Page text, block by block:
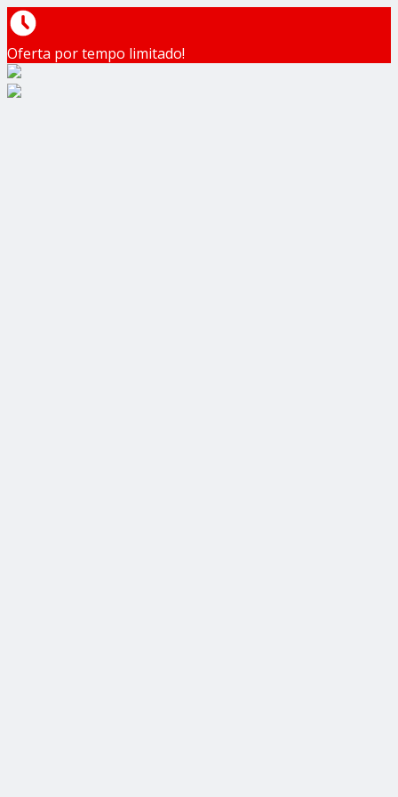
Oferta por tempo limitado!